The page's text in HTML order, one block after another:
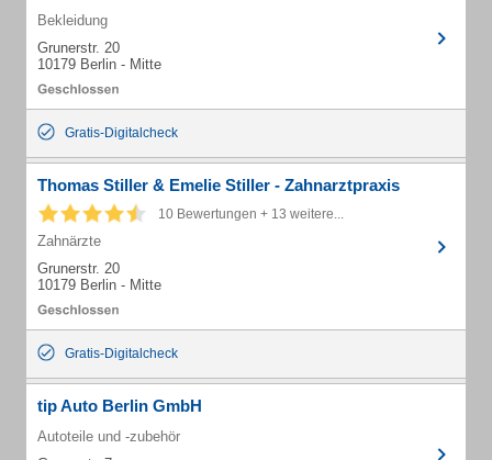
Bekleidung
Grunerstr. 20
10179 Berlin - Mitte
Gratis-Digitalcheck
Thomas Stiller & Emelie Stiller - Zahnarztpraxis
10 Bewertungen + 13 weitere...
Zahnärzte
Grunerstr. 20
10179 Berlin - Mitte
Gratis-Digitalcheck
tip Auto Berlin GmbH
Autoteile und -zubehör